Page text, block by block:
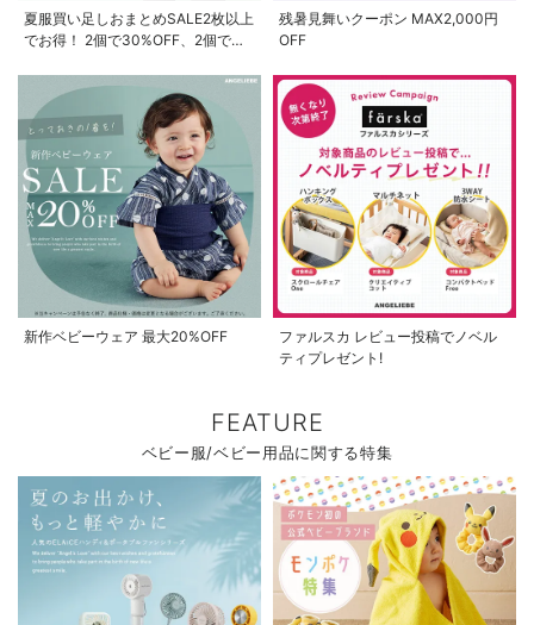
夏服買い足しおまとめSALE2枚以上
でお得！ 2個で30%OFF、2個で
残暑見舞いクーポン MAX2,000円
OFF
新作ベビーウェア 最大20%OFF
ファルスカ レビュー投稿でノベル
ティプレゼント!
FEATURE
ベビー服/ベビー用品に関する特集